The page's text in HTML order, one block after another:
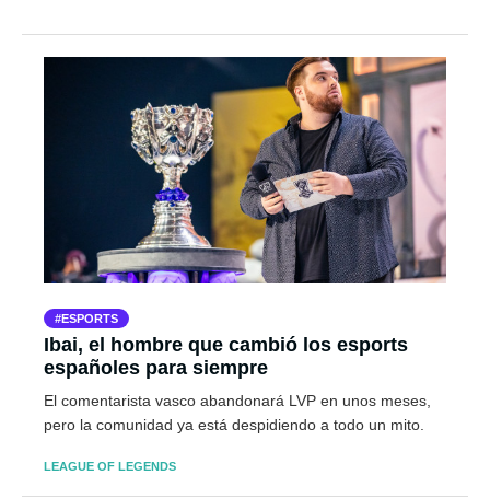
ESPORTS
Ibai, el hombre que cambió los esports
españoles para siempre
El comentarista vasco abandonará LVP en unos meses,
pero la comunidad ya está despidiendo a todo un mito.
LEAGUE OF LEGENDS